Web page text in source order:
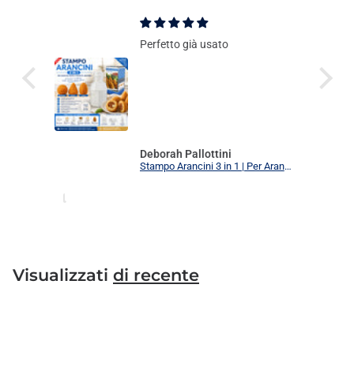
Perfetto già usato
Deborah Pallottini
Stampo Arancini 3 in 1 | Per Arancini, Supplì e Polpette Uniformi | 3 Forme Intercambiabili Food Grade + Ricettario
Visualizzati di recente